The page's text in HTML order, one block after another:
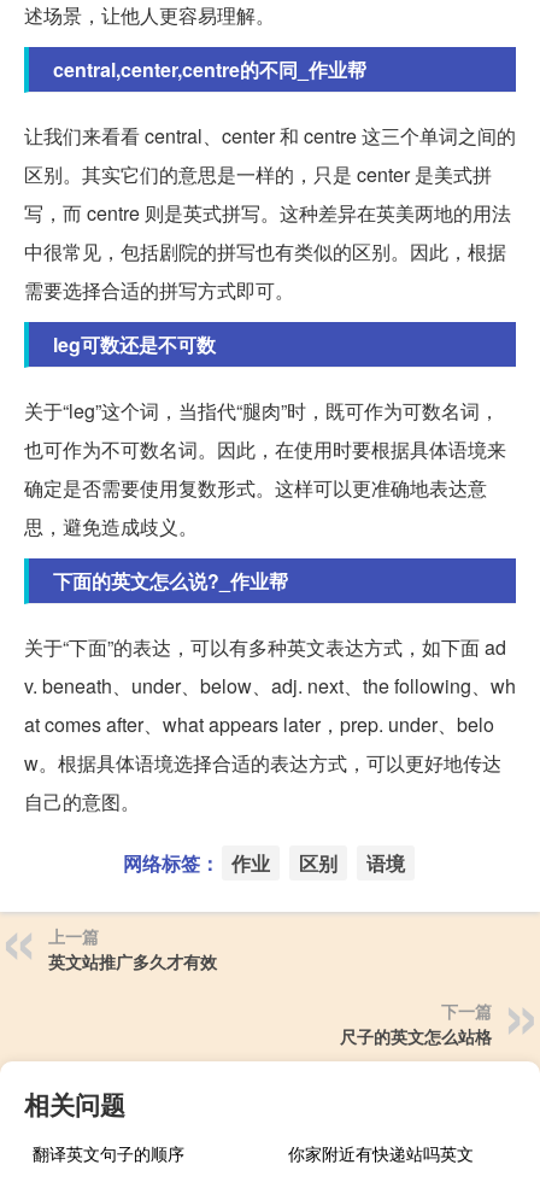
述场景，让他人更容易理解。
central,center,centre的不同_作业帮
让我们来看看 central、center 和 centre 这三个单词之间的
区别。其实它们的意思是一样的，只是 center 是美式拼
写，而 centre 则是英式拼写。这种差异在英美两地的用法
中很常见，包括剧院的拼写也有类似的区别。因此，根据
需要选择合适的拼写方式即可。
leg可数还是不可数
关于“leg”这个词，当指代“腿肉”时，既可作为可数名词，
也可作为不可数名词。因此，在使用时要根据具体语境来
确定是否需要使用复数形式。这样可以更准确地表达意
思，避免造成歧义。
下面的英文怎么说?_作业帮
关于“下面”的表达，可以有多种英文表达方式，如下面 ad
v. beneath、under、below、adj. next、the following、wh
at comes after、what appears later，prep. under、belo
w。根据具体语境选择合适的表达方式，可以更好地传达
自己的意图。
网络标签： 作业 区别 语境
上一篇
英文站推广多久才有效
下一篇
尺子的英文怎么站格
相关问题
翻译英文句子的顺序
你家附近有快递站吗英文